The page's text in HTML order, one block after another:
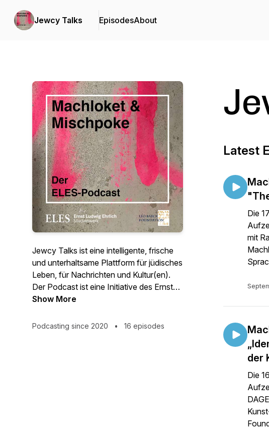
Jewcy Talks EpisodesAbout
Jewcy Talks ist eine intelligente, frische
und unterhaltsame Plattform für jüdisches
Leben, für Nachrichten und Kultur(en).
Der Podcast ist eine Initiative des Ernst
Ludwig Ehrlich Studienwerks. | © 2023
www.eles-studienwerk.de
Show More
Podcasting since 2020 • 16 episodes
Latest
Die
mit
der
Die